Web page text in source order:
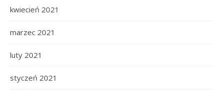
kwiecień 2021
marzec 2021
luty 2021
styczeń 2021